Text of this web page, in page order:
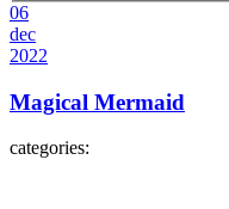
06
dec
2022
Magical Mermaid
categories: